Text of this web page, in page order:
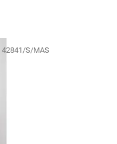
42841/S/MAS